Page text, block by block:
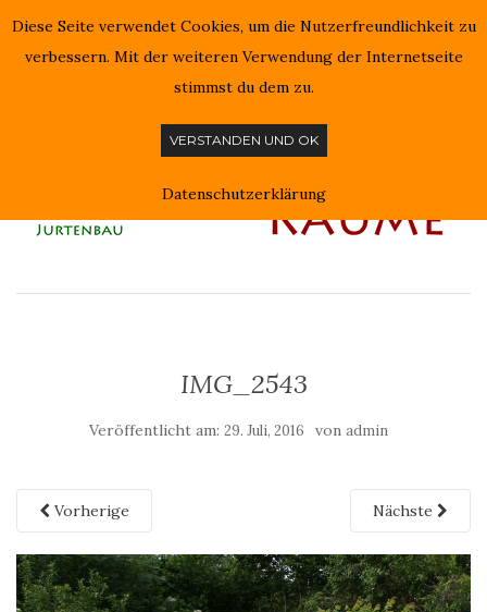
NAVIGATION EIN-/AUSSCHALTEN
IMG_2543
Veröffentlicht am: 29. Juli, 2016 von admin
Vorherige Nächste
Diese Seite verwendet Cookies, um die Nutzerfreundlichkeit zu
verbessern. Mit der weiteren Verwendung der Internetseite
stimmst du dem zu.
VERSTANDEN UND OK
Datenschutzerklärung